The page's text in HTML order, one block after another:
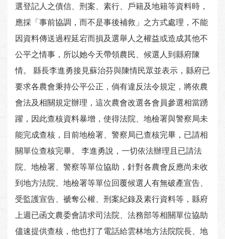
選登記人之債信、刑案、素行、戶籍及地籍等資料時，
應採「事前協調，而不是事後補救」之方式處理，不能
因資料傳送過程延宕而損及選舉人之權益或造成其他不
公平之情事，所以她今天帶領農民、候選人到縣府陳
情。 縣長李進勇接見蘇治芬與陳情民眾並表示，縣府已
要求各農會秉持公平公正，倘有違反法令規定，將依農
會法及相關規定辦理，這次農會改選各會員參選相當踴
躍，因此查核資料暴增，使得法院、地檢署與警察局未
能完成查核，目前地檢署、警察局已查核完畢，已請相
關單位查核完畢。 李進勇說，一切依法辦理且已請法
院、地檢署、警察等單位協助，針對各農會反應尚未收
到地方法院、地檢署等單位回覆候選人有無破產宣告、
受監護宣告、褫奪公權、刑案紀錄及素行資料等，縣府
上週已函文農委會請求司法院、法務部等相關單位協助
儘速提供查核，他也打了電話給雲林地方法院院長、地